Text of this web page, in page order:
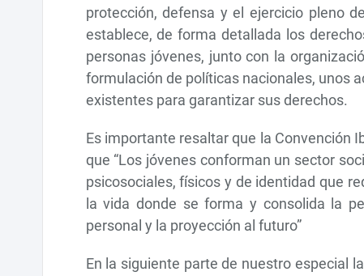
protección, defensa y el ejercicio pleno
establece, de forma detallada los
personas jóvenes, junto con la
formulación de políticas nacionales, unos
existentes para garantizar sus derechos.
Es importante resaltar que la Convención
que “Los jóvenes conforman un sector
psicosociales, físicos y de identidad que
la vida donde se forma y consolida la
personal y la proyección al futuro”
En la siguiente parte de nuestro especial